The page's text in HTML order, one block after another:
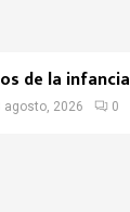
de la infancia
agosto, 2026 0